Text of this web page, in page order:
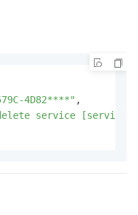
4D82****" ,
service